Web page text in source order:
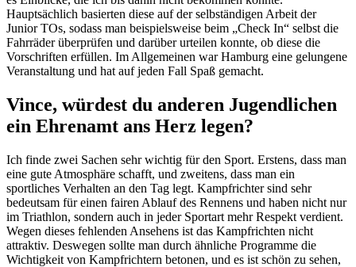
Hauptsächlich basierten diese auf der selbständigen Arbeit der
Junior TOs, sodass man beispielsweise beim „Check In“ selbst die
Fahrräder überprüfen und darüber urteilen konnte, ob diese die
Vorschriften erfüllen. Im Allgemeinen war Hamburg eine gelungene
Veranstaltung und hat auf jeden Fall Spaß gemacht.
Vince, würdest du anderen Jugendlichen
ein Ehrenamt ans Herz legen?
Ich finde zwei Sachen sehr wichtig für den Sport. Erstens, dass man
eine gute Atmosphäre schafft, und zweitens, dass man ein
sportliches Verhalten an den Tag legt. Kampfrichter sind sehr
bedeutsam für einen fairen Ablauf des Rennens und haben nicht nur
im Triathlon, sondern auch in jeder Sportart mehr Respekt verdient.
Wegen dieses fehlenden Ansehens ist das Kampfrichten nicht
attraktiv. Deswegen sollte man durch ähnliche Programme die
Wichtigkeit von Kampfrichtern betonen, und es ist schön zu sehen,